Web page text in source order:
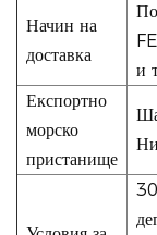
Начин на
доставка
и
Експортно
морско
пристанище